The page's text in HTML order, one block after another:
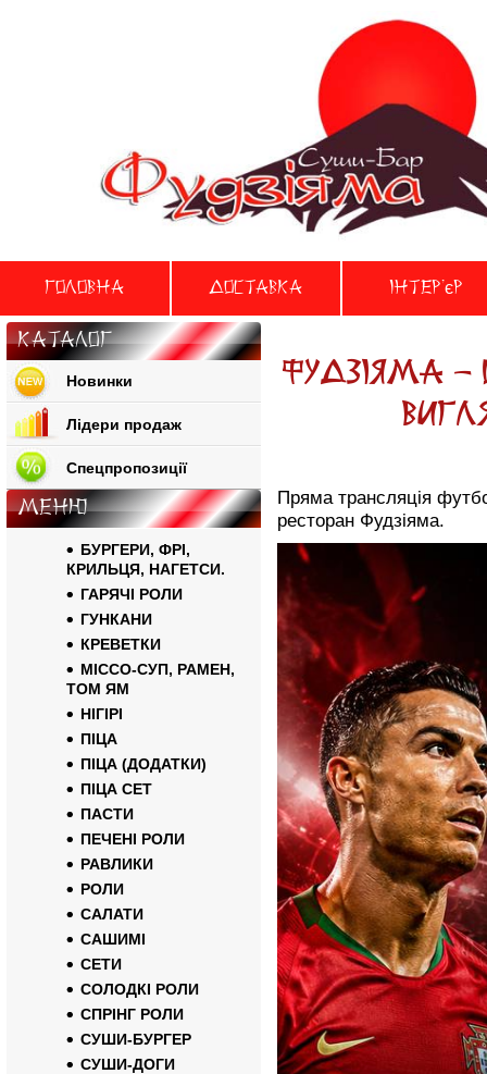
Головна Доставка Iнтер'єр
Фудзiяма -
Пряма трансляція
ресторан Фудзіяма.
Каталог
Новинки
Лідери продаж
Спецпропозиції
Меню
БУРГЕРИ, ФРІ,
КРИЛЬЦЯ, НАГЕТСИ.
ГАРЯЧІ РОЛИ
ГУНКАНИ
КРЕВЕТКИ
МІССО-СУП, РАМЕН,
ТОМ ЯМ
НІГІРІ
ПІЦА
ПІЦА (ДОДАТКИ)
ПІЦА СЕТ
ПАСТИ
ПЕЧЕНІ РОЛИ
РАВЛИКИ
РОЛИ
САЛАТИ
САШИМІ
СЕТИ
СОЛОДКІ РОЛИ
СПРІНГ РОЛИ
СУШИ-БУРГЕР
СУШИ-ДОГИ